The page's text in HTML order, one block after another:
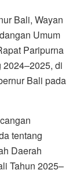
Bali, Wayan
Umum
Paripurna
2024–2025, di
Bali pada
tentang
Daerah
Tahun 2025–